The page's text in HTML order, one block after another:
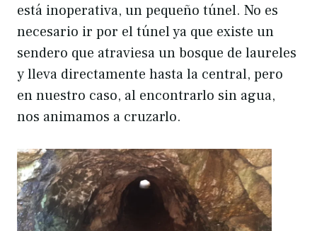
está inoperativa, un pequeño túnel. No es
necesario ir por el túnel ya que existe un
sendero que atraviesa un bosque de laureles
y lleva directamente hasta la central, pero
en nuestro caso, al encontrarlo sin agua,
nos animamos a cruzarlo.